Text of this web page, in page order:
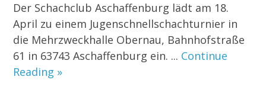
Der Schachclub Aschaffenburg lädt am 18.
April zu einem Jugenschnellschachturnier in
die Mehrzweckhalle Obernau, Bahnhofstraße
61 in 63743 Aschaffenburg ein. ... Continue
Reading »